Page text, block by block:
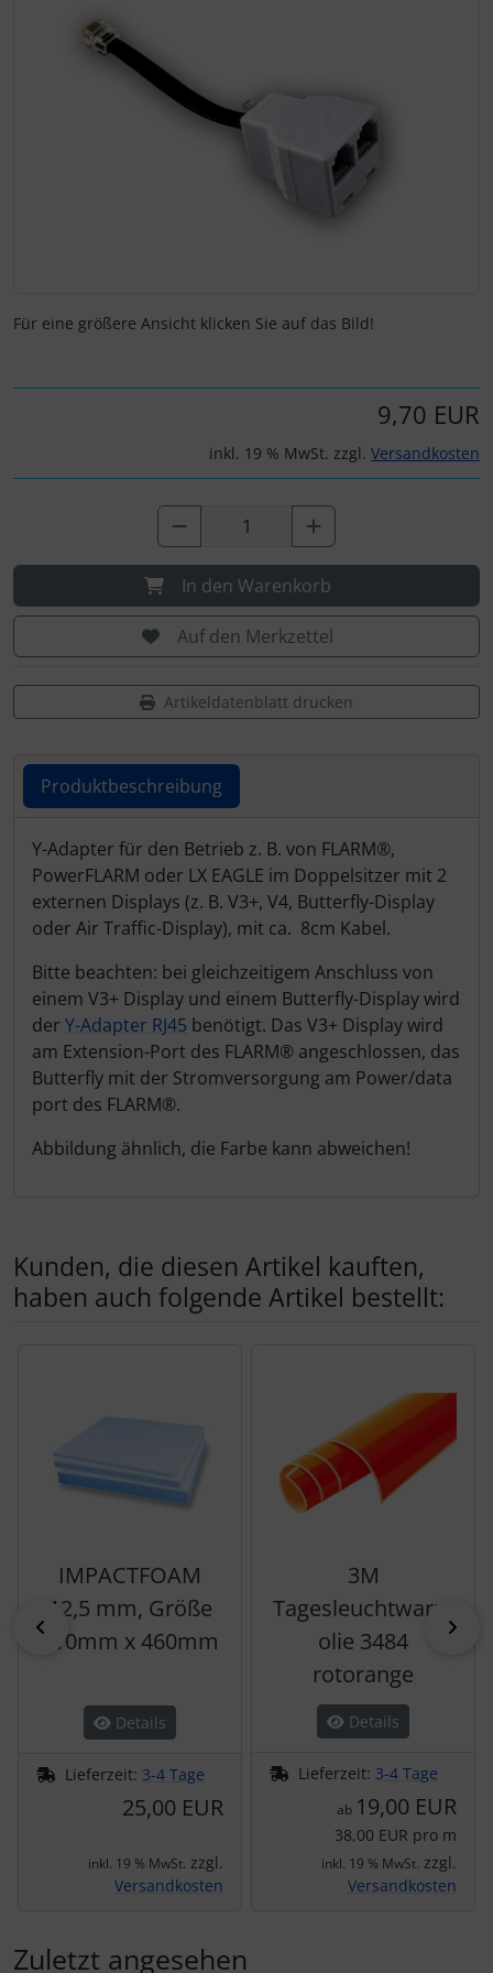
Für eine größere Ansicht klicken Sie auf das Bild!
9,70 EUR
inkl. 19 % MwSt. zzgl. Versandkosten
In den Warenkorb
Auf den Merkzettel
Artikeldatenblatt drucken
Produktbeschreibung
Produktbeschreibung
Y-Adapter für den Betrieb z. B. von FLARM®,
PowerFLARM oder LX EAGLE im Doppelsitzer mit 2
externen Displays (z. B. V3+, V4, Butterfly-Display
oder Air Traffic-Display), mit ca. 8cm Kabel.
Bitte beachten: bei gleichzeitigem Anschluss von
einem V3+ Display und einem Butterfly-Display wird
der Y-Adapter RJ45 benötigt. Das V3+ Display wird
am Extension-Port des FLARM® angeschlossen, das
Butterfly mit der Stromversorgung am Power/data
port des FLARM®.
Abbildung ähnlich, die Farbe kann abweichen!
Kunden, die diesen Artikel kauften,
haben auch folgende Artikel bestellt:
zurück
IMPACTFOAM
12,5 mm, Größe
410mm x 460mm
Details
Lieferzeit: 3-4 Tage
25,00 EUR
inkl. 19 % MwSt. zzgl.
Versandkosten
3M
Tagesleuchtwarnf
olie 3484
rotorange
Details
Lieferzeit: 3-4 Tage
ab 19,00 EUR
38,00 EUR pro m
inkl. 19 % MwSt. zzgl.
Versandkosten
Zuletzt angesehen
Fallschirmspringer
Zubehör und Ersatzteile für Instrumente
Fliegerkarten
Gutscheine
Kalender
Schlüsselanhänger
Schmuck
Thermikhüte
3D Reliefkarten
IMPACTFOAM
Ver- und Entsorgung
Warm und Kalt